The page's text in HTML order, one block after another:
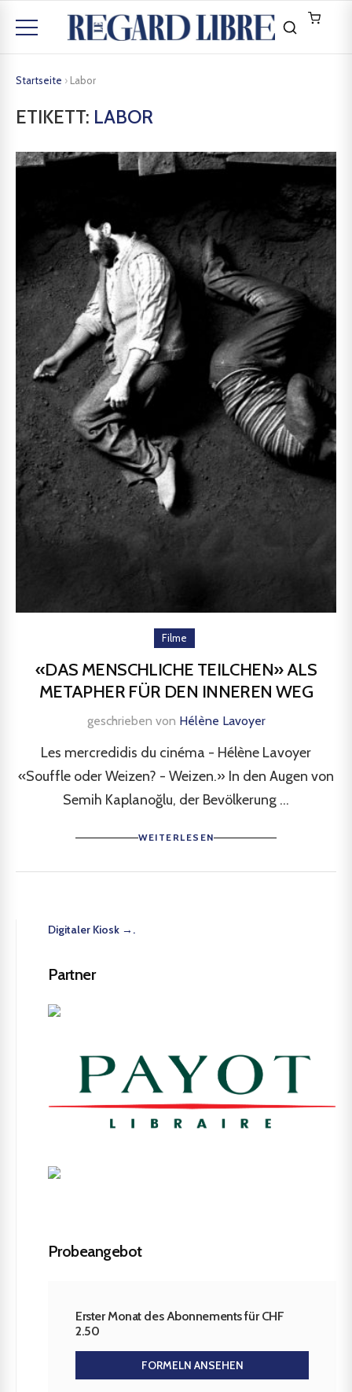
Startseite › Labor
ETIKETT: LABOR
Filme
«DAS MENSCHLICHE TEILCHEN» ALS
METAPHER FÜR DEN INNEREN WEG
geschrieben von Hélène Lavoyer
Les mercredidis du cinéma - Hélène Lavoyer
«Souffle oder Weizen? - Weizen.» In den Augen von
Semih Kaplanoğlu, der Bevölkerung ...
WEITERLESEN
Digitaler Kiosk →.
Partner
Probeangebot
Erster Monat des Abonnements für CHF
2.50
FORMELN ANSEHEN